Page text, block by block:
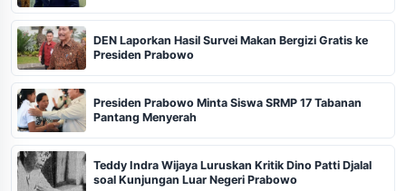
DEN Laporkan Hasil Survei Makan Bergizi Gratis ke
Presiden Prabowo
Presiden Prabowo Minta Siswa SRMP 17 Tabanan
Pantang Menyerah
Teddy Indra Wijaya Luruskan Kritik Dino Patti Djalal
soal Kunjungan Luar Negeri Prabowo